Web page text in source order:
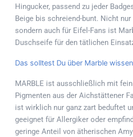
Hingucker, passend zu jeder
Beige bis schreiend-bunt. Nicht
sondern auch für Eifel-Fans ist
Duschseife für den tätlichen
Das solltest Du über Marble wissen
MARBLE ist ausschließlich mit
Pigmenten aus der Aichstättener
ist wirklich nur ganz zart beduftet
geeignet für Allergiker oder
geringe Anteil von ätherischen